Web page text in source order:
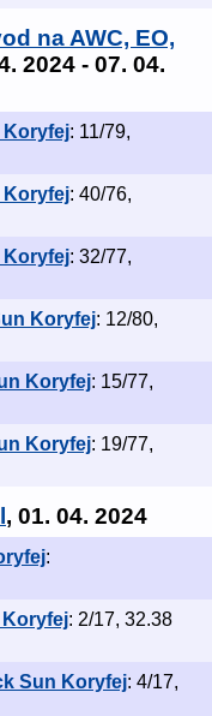
na AWC, EO,
2024 - 07. 04.
Koryfej: 11/79,
Koryfej: 40/76,
Koryfej: 32/77,
Koryfej: 12/80,
Koryfej: 15/77,
Koryfej: 19/77,
, 01. 04. 2024
:
: 2/17, 32.38
Sun Koryfej: 4/17,